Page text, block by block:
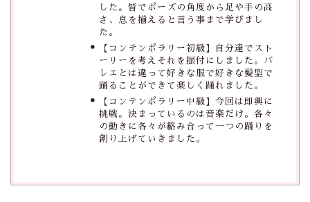
した。皆でポーズの角度から足や手の高
さ、息を揃えると言う事まで学びまし
た。
【コンテンポラリー初級】自分達でスト
ーリーを考えそれを振付にしました。バ
レエとは違って好きな服で好きな髪型で
踊ることができて楽しく踊れました。
【コンテンポラリー中級】今回は即興に
挑戦。決まっているのは音楽だけ。各々
の動きに各々が絡み合って一つの踊りを
創り上げていきました。